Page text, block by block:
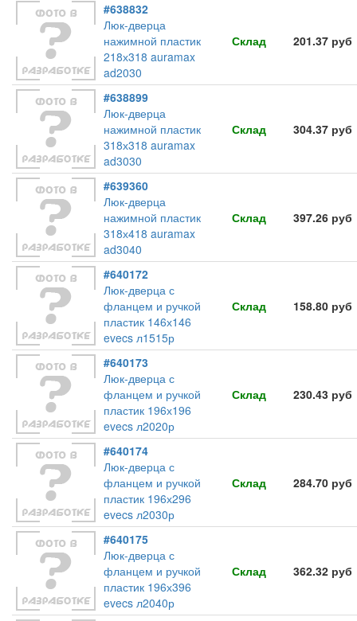
#638832
Люк-дверца
нажимной пластик
218х318 auramax
ad2030
Склад 201.37 руб
#638899
Люк-дверца
нажимной пластик
318х318 auramax
ad3030
Склад 304.37 руб
#639360
Люк-дверца
нажимной пластик
318х418 auramax
ad3040
Склад 397.26 руб
#640172
Люк-дверца с
фланцем и ручкой
пластик 146х146
evecs л1515р
Склад 158.80 руб
#640173
Люк-дверца с
фланцем и ручкой
пластик 196х196
evecs л2020р
Склад 230.43 руб
#640174
Люк-дверца с
фланцем и ручкой
пластик 196х296
evecs л2030р
Склад 284.70 руб
#640175
Люк-дверца с
фланцем и ручкой
пластик 196х396
evecs л2040р
Склад 362.32 руб